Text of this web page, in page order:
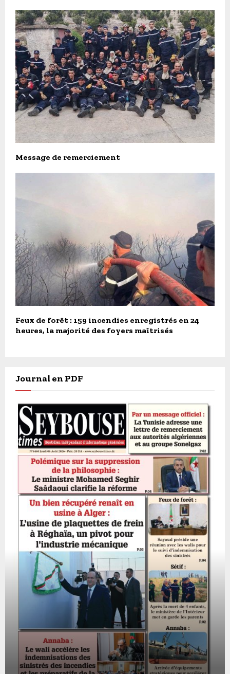
Message de remerciement
Feux de forêt : 159 incendies enregistrés en 24
heures, la majorité des foyers maîtrisés
Journal en PDF